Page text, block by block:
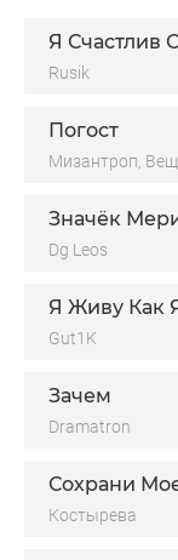
Я Счастлив
Rusik
Погост
Мизантроп,
Значёк
Dg Leos
Я Живу Как
Gut1K
Зачем
Dramatron
Сохрани
Костырева